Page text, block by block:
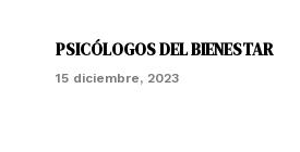
PSICÓLOGOS DEL BIENESTAR
15 diciembre, 2023